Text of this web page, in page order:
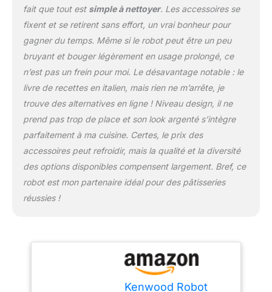
couper en spirale, râper,
extraire les jus et bien
plus encore
fait que tout est simple à nettoyer. Les accessoires se
fixent et se retirent sans effort, un vrai bonheur pour
gagner du temps. Même si le robot peut être un peu
bruyant et bouger légèrement en usage prolongé, ce
n’est pas un frein pour moi. Le désavantage notable : le
livre de recettes en italien, mais rien ne m’arrête, je
trouve des alternatives en ligne ! Niveau design, il ne
prend pas trop de place et son look argenté s’intègre
parfaitement à ma cuisine. Certes, le prix des
accessoires peut refroidir, mais la qualité et la diversité
des options disponibles compensent largement. Bref, ce
robot est mon partenaire idéal pour des pâtisseries
réussies !
Kenwood Robot